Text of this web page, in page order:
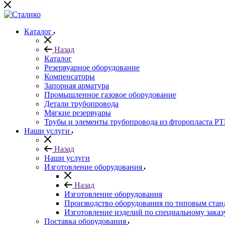
Каталог
Назад
Каталог
Резервуарное оборудование
Компенсаторы
Запорная арматура
Промышленное газовое оборудование
Детали трубопровода
Мягкие резервуары
Трубы и элементы трубопровода из фторопласта
Наши услуги
Назад
Наши услуги
Изготовление оборудования
Назад
Изготовление оборудования
Производство оборудования по типовым
Изготовление изделий по специальному
Поставка оборудования